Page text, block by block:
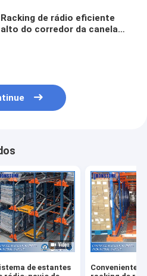
Racking de rádio eficiente
alto do corredor da canela
de estantes
Conveniente